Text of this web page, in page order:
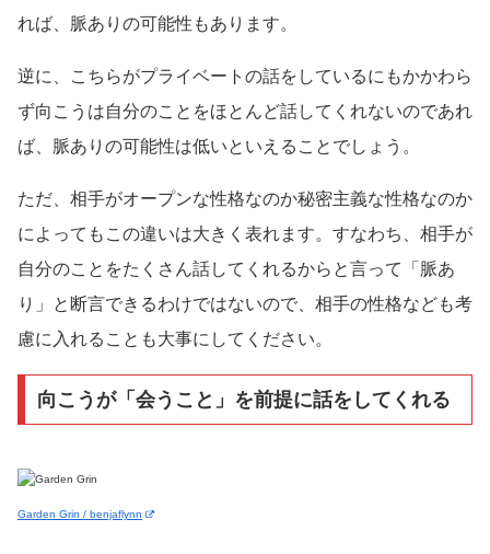
れば、脈ありの可能性もあります。
逆に、こちらがプライベートの話をしているにもかかわら
ず向こうは自分のことをほとんど話してくれないのであれ
ば、脈ありの可能性は低いといえることでしょう。
ただ、相手がオープンな性格なのか秘密主義な性格なのか
によってもこの違いは大きく表れます。すなわち、相手が
自分のことをたくさん話してくれるからと言って「脈あ
り」と断言できるわけではないので、相手の性格なども考
慮に入れることも大事にしてください。
向こうが「会うこと」を前提に話をしてくれる
Garden Grin / benjaflynn